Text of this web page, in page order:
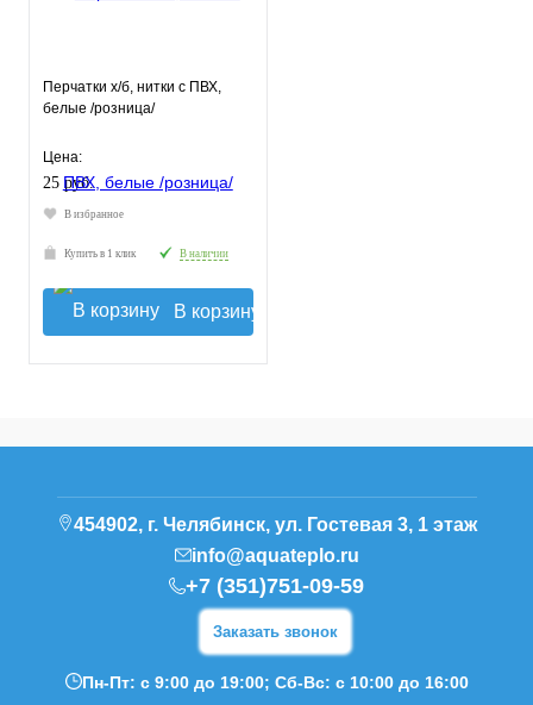
Перчатки х/б, нитки с ПВХ,
белые /розница/
Цена:
25 руб.
В избранное
Купить в 1 клик В наличии
В корзину
454902, г. Челябинск, ул. Гостевая 3, 1 этаж
info@aquateplo.ru
+7 (351)751-09-59
Заказать звонок
Пн-Пт: с 9:00 до 19:00; Сб-Вс: с 10:00 до 16:00